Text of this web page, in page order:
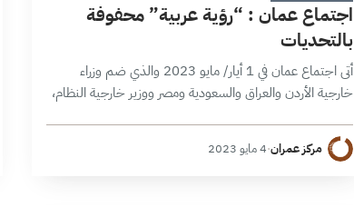
اجتماع عمان : “رؤية عربية” محفوفة
بالتحديات
أتى اجتماع عمان في 1 أيار/ مايو 2023 والذي ضم وزراء
خارجية الأردن والعراق والسعودية ومصر ووزير خارجية النظام،
من المؤشرات…
مركز عمران·4 مايو 2023